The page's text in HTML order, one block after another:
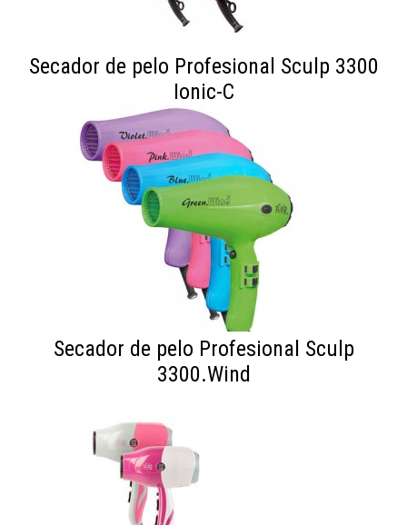
descuentos especiales.
Al enviar este formulario estás aceptando nuestro
así como nuestrapolítica de privacidad.
ENVIAR
No me lo vuelvas a preguntar
Secador de pelo Profesional Sculp 3300
Ionic-C
Secador de pelo Profesional Sculp
3300.Wind